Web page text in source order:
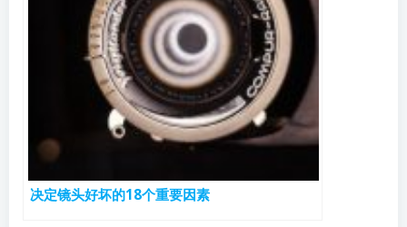
决定镜头好坏的18个重要因素